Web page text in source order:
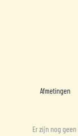
Afmetingen
Er zijn nog